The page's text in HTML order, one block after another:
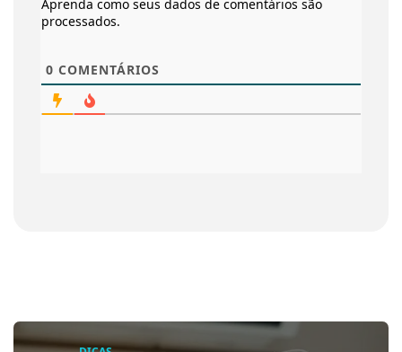
Aprenda como seus dados de comentários são
processados.
0 COMENTÁRIOS